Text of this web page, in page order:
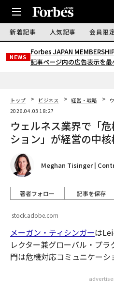
新着記事 人気記事 会員限
NEWS
Forbes JAPAN
記事ページ内の広告表示を
トップ ビジネス 経営・戦略
2026.04.03 18:27
ウェルネス業界で「
ション」が経営の中
Meghan Tisinger |
著者フォロー 記事を保存
stock.adobe.com
メーガン・ティシンガーは
レクター兼グローバル・プ
門は危機対応コミュニケーシ